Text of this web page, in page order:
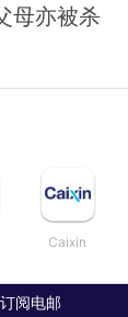
母亦被杀
Caixin
阅电邮